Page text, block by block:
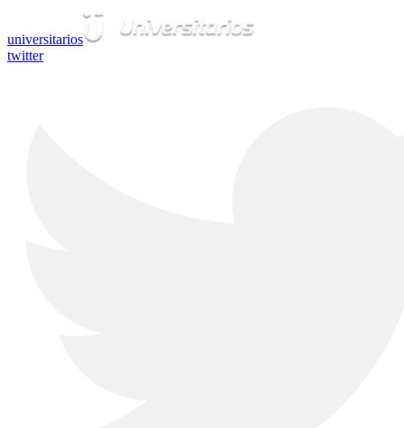
universitarios
twitter